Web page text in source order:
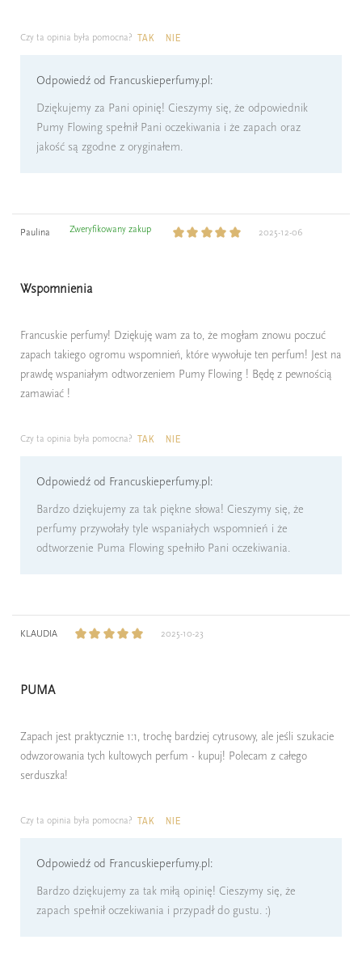
Czy ta opinia była pomocna? TAK NIE
Odpowiedź od Francuskieperfumy.pl:
Dziękujemy za Pani opinię! Cieszymy się, że odpowiednik
Pumy Flowing spełnił Pani oczekiwania i że zapach oraz
jakość są zgodne z oryginałem.
Paulina Zweryfikowany zakup 2025-12-06
Wspomnienia
Francuskie perfumy! Dziękuję wam za to, że mogłam znowu poczuć
zapach takiego ogromu wspomnień, które wywołuje ten perfum! Jest na
prawdę wspaniałym odtworzeniem Pumy Flowing ! Będę z pewnością
zamawiać !
Czy ta opinia była pomocna? TAK NIE
Odpowiedź od Francuskieperfumy.pl:
Bardzo dziękujemy za tak piękne słowa! Cieszymy się, że
perfumy przywołały tyle wspaniałych wspomnień i że
odtworzenie Puma Flowing spełniło Pani oczekiwania.
KLAUDIA 2025-10-23
PUMA
Zapach jest praktycznie 1:1, trochę bardziej cytrusowy, ale jeśli szukacie
odwzorowania tych kultowych perfum - kupuj! Polecam z całego
serduszka!
Czy ta opinia była pomocna? TAK NIE
Odpowiedź od Francuskieperfumy.pl:
Bardzo dziękujemy za tak miłą opinię! Cieszymy się, że
zapach spełnił oczekiwania i przypadł do gustu. :)